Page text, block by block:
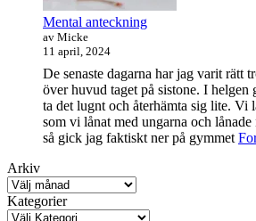
Mental anteckning
av Micke
11 april, 2024
De senaste dagarna har jag varit rätt
över huvud taget på sistone. I
ta det lugnt och återhämta sig lite. Vi
som vi lånat med ungarna och
så gick jag faktiskt ner på gymmet
Arkiv
Kategorier